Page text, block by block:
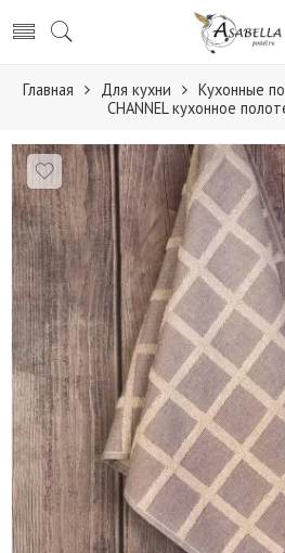
Главная Для кухни Кухонные
CHANNEL кухонное